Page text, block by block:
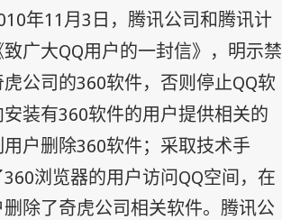
年11 月 3 日，腾讯公司和腾讯计
广大QQ用户的一封信》，明示禁
虎公司的360软件，否则停止QQ软
装有360软件的用户提供相关的
户删除360软件；采取技术手
360浏览器的用户访问 QQ空间，在
除了奇虎公司相关软件。腾讯公